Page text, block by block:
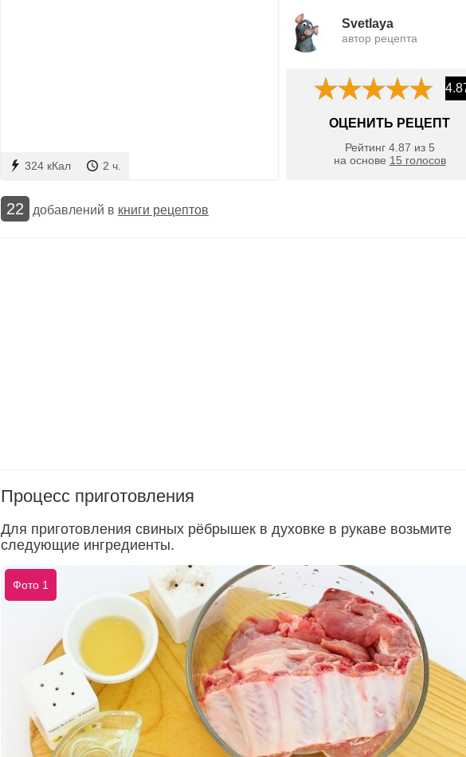
324 кКал 2 ч.
Svetlaya
автор рецепта
ОЦЕНИТЬ РЕЦЕПТ
Рейтинг 4.87 из 5
на основе 15 голосов
22 добавлений в книги рецептов
Процесс приготовления
Для приготовления свиных рёбрышек в духовке в рукаве возьмите
следующие ингредиенты.
Фото 1